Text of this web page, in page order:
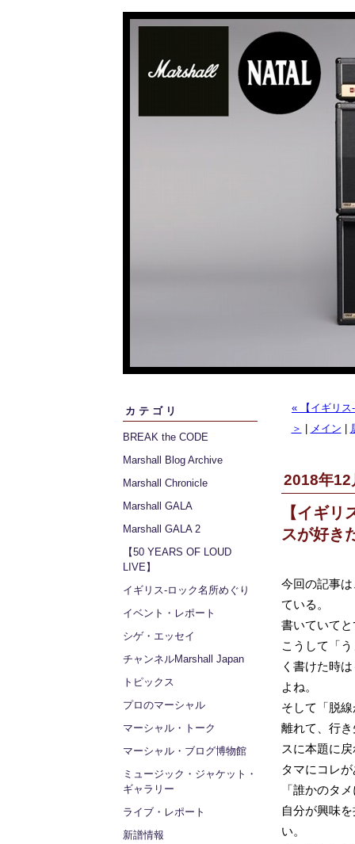
カテゴリ
BREAK the CODE
Marshall Blog Archive
Marshall Chronicle
Marshall GALA
Marshall GALA 2
【50 YEARS OF LOUD
LIVE】
イギリス‐ロック名所めぐり
イベント・レポート
シゲ・エッセイ
チャンネルMarshall Japan
トピックス
プロのマーシャル
マーシャル・トーク
マーシャル・ブログ博物館
ミュージック・ジャケット・
ギャラリー
ライブ・レポート
新譜情報
« 【イギリス
＞
メイン
2018年12
【イギ
スが好き
今回の記事
ている。
書いていて
こうして「
く書けた時
よね。
そして「脱
離れて、行
スに本題に
タマにコレ
「誰かのタ
自分が興味
い。